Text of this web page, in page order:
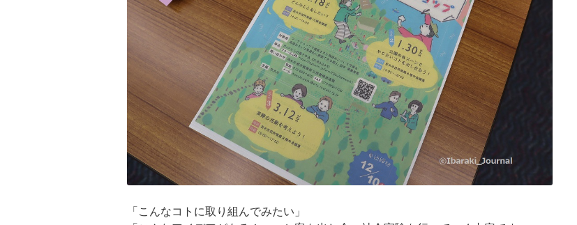
「こんなコトに取り組んでみたい」